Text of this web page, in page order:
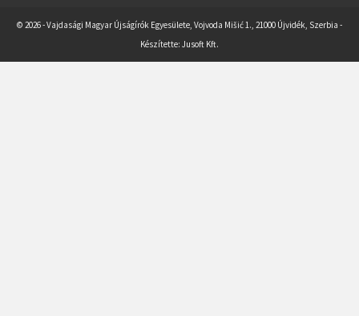
© 2026 - Vajdasági Magyar Újságírók Egyesülete, Vojvoda Mišić 1., 21000 Újvidék, Szerbia -
Készítette: Jusoft Kft.